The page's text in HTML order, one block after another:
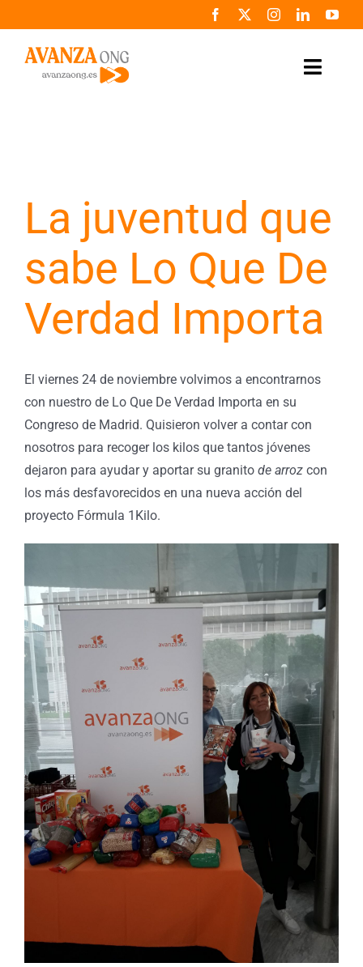
al
contenido
Toggle
Colabora
Noticias
Programas
La juventud que
sabe Lo Que De
Verdad Importa
El viernes 24 de noviembre volvimos a encontrarnos
con nuestro de Lo Que De Verdad Importa en su
Congreso de Madrid. Quisieron volver a contar con
nosotros para recoger los kilos que tantos jóvenes
dejaron para ayudar y aportar su granito de arrozcon
los más desfavorecidos en una nueva acción del
proyecto Fórmula 1Kilo.